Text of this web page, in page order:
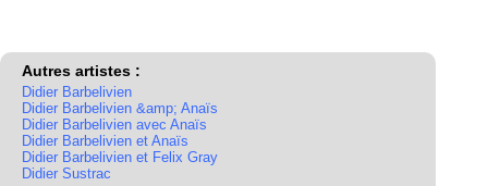
Autres artistes :
Didier Barbelivien
Didier Barbelivien &amp; Anaïs
Didier Barbelivien avec Anaïs
Didier Barbelivien et Anaïs
Didier Barbelivien et Felix Gray
Didier Sustrac